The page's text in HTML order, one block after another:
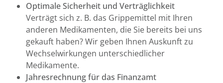
Optimale Sicherheit und Verträglichkeit
Verträgt sich z. B. das Grippemittel mit Ihren
anderen Medikamenten, die Sie bereits bei uns
gekauft haben? Wir geben Ihnen Auskunft zu
Wechselwirkungen unterschiedlicher
Medikamente.
Jahresrechnung für das Finanzamt